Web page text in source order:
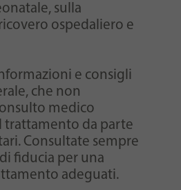
sulla
ospedaliero e
e consigli
che non
medico
trattamento da parte
Consultate sempre
fiducia per una
adeguati.